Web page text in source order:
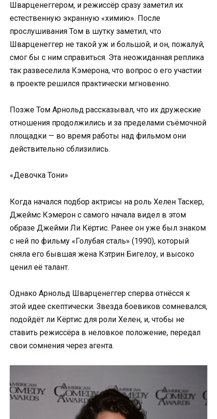
Шварценеггером, и режиссёр сразу заметил их
естественную экранную «химию». После
прослушивания Том в шутку заметил, что
Шварценеггер не такой уж и большой, и он, пожалуй,
смог бы с ним справиться. Эта неожиданная реплика
так развеселила Кэмерона, что вопрос о его участии
в проекте решился практически мгновенно.
Позже Том Арнольд рассказывал, что их дружеские
отношения продолжились и за пределами съёмочной
площадки — во время работы над фильмом они
действительно сблизились.
«Девочка Тони»
Когда начался подбор актрисы на роль Хелен Таскер,
Джеймс Кэмерон с самого начала видел в этом
образе Джейми Ли Кёртис. Ранее он уже был знаком
с ней по фильму «Голубая сталь» (1990), который
сняла его бывшая жена Кэтрин Бигелоу, и высоко
ценил её талант.
Однако Арнольд Шварценеггер сперва отнёсся к
этой идее скептически. Звезда боевиков сомневался,
подойдёт ли Кёртис для роли Хелен, и, чтобы не
ставить режиссёра в неловкое положение, передал
свои сомнения через агента.